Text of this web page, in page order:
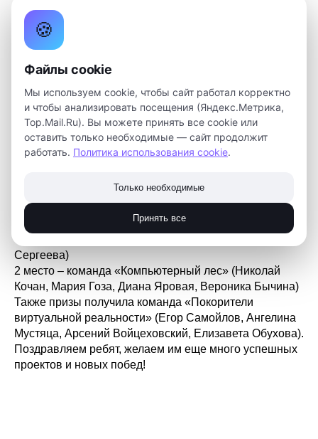
Победители:
1 место – команда «Убежище техножителей» (Алина
Сидорова, Анна Михайлова, Мария Ротарь, Мелания
Сергеева)
2 место – команда «Компьютерный лес» (Николай
Кочан, Мария Гоза, Диана Яровая, Вероника Бычина)
Также призы получила команда «Покорители
виртуальной реальности» (Егор Самойлов, Ангелина
Мустяца, Арсений Войцеховский, Елизавета Обухова).
Поздравляем ребят, желаем им еще много успешных
проектов и новых побед!
🍪
Файлы cookie
Мы используем cookie, чтобы сайт работал корректно
и чтобы анализировать посещения (Яндекс.Метрика,
Top.Mail.Ru). Вы можете принять все cookie или
оставить только необходимые — сайт продолжит
работать. Политика использования cookie.
Только необходимые
Принять все